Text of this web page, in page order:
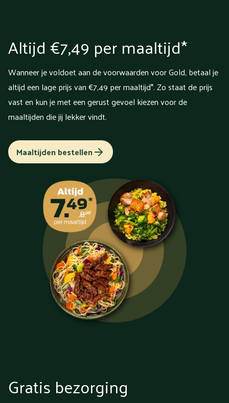
Altijd €7,49 per maaltijd*
Wanneer je voldoet aan de voorwaarden voor Gold, betaal je
altijd een lage prijs van €7,49 per maaltijd*. Zo staat de prijs
vast en kun je met een gerust gevoel kiezen voor de
maaltijden die jij lekker vindt.
Maaltijden bestellen
Gratis bezorging